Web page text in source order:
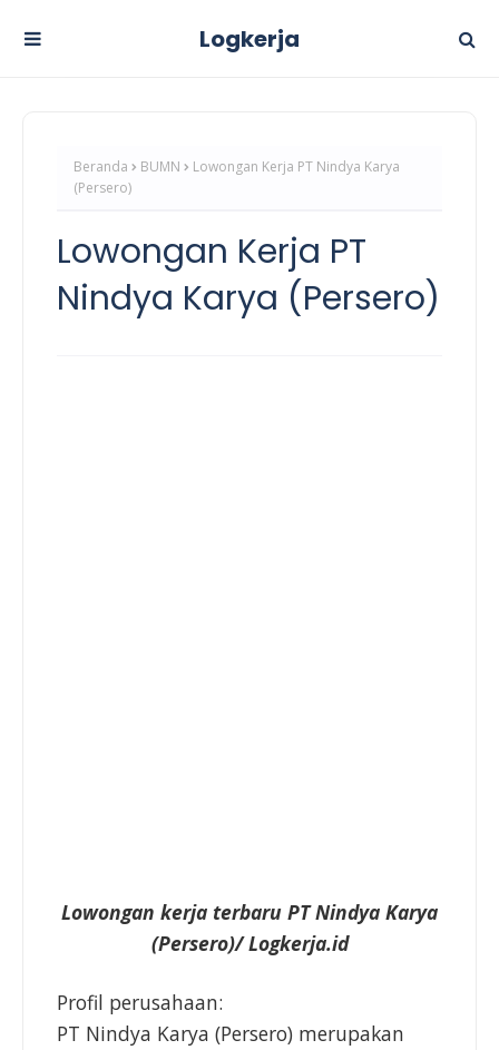
Logkerja
Beranda BUMN
Lowongan Kerja PT Nindya Karya
(Persero)
Lowongan Kerja PT
Nindya Karya (Persero)
Lowongan kerja terbaru PT Nindya Karya
(Persero)/ Logkerja.id
Profil perusahaan:
PT Nindya Karya (Persero) merupakan